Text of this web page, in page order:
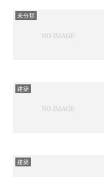
未分類
建築
建築